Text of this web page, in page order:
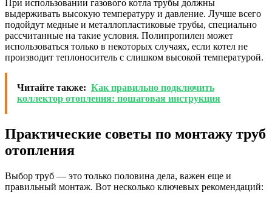
При использовании газового котла трубы должны
выдерживать высокую температуру и давление. Лучше всего
подойдут медные и металлопластиковые трубы, специально
рассчитанные на такие условия. Полипропилен может
использоваться только в некоторых случаях, если котел не
производит теплоноситель с слишком высокой температурой.
Читайте также: Как правильно подключить
коллектор отопления: пошаговая инструкция
Практические советы по монтажу труб
отопления
Выбор труб — это только половина дела, важен еще и
правильный монтаж. Вот несколько ключевых рекомендаций: